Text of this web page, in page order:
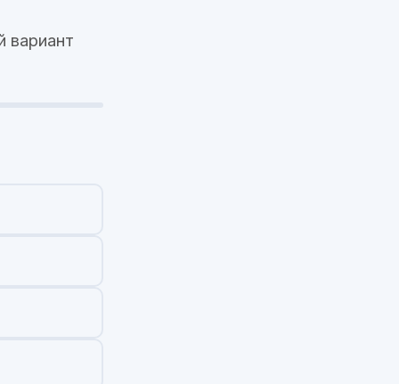
вариант